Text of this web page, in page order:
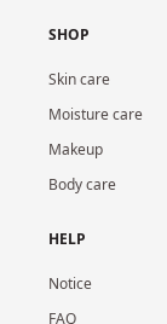
SHOP
Skin care
Moisture care
Makeup
Body care
HELP
Notice
FAQ